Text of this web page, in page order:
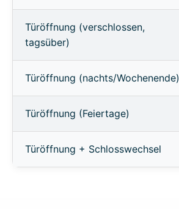
Türöffnung (verschlossen,
tagsüber)
Türöffnung (nachts/Wochenende)
Türöffnung (Feiertage)
Türöffnung + Schlosswechsel